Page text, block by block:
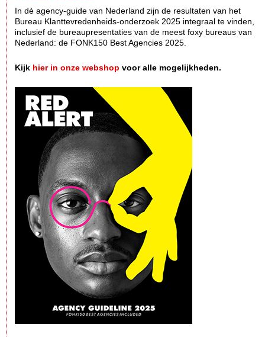
In dè agency-guide van Nederland zijn de resultaten van het
Bureau Klanttevredenheids-onderzoek 2025 integraal te vinden,
inclusief de bureaupresentaties van de meest foxy bureaus van
Nederland: de FONK150 Best Agencies 2025.
Kijk hier in onze webshop voor alle mogelijkheden.